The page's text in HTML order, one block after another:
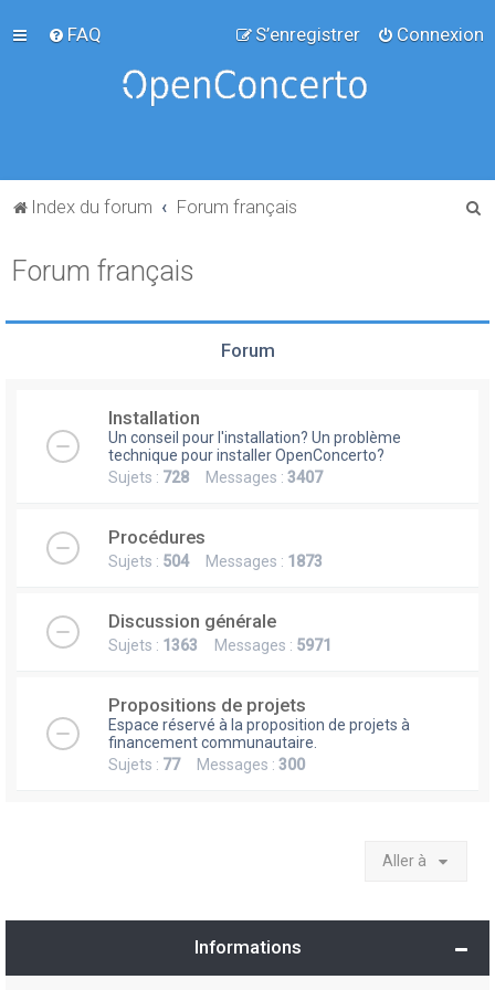
FAQ Connexion
S’enregistrer
Index du forum Forum français
e
Forum français
Forum
Installation
Un conseil pour l'installation? Un problème
technique pour installer OpenConcerto?
Sujets : 728 Messages : 3407
Procédures
Sujets : 504Messages : 1873
Discussion générale
Sujets : 1363 Messages : 5971
Propositions de projets
Espace réservé à la proposition de projets à
financement communautaire.
Sujets : 77Messages : 300
Aller à
Informations